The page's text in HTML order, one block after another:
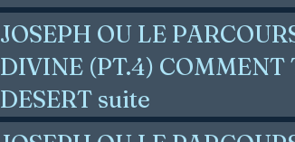
JOSEPH OU LE
DIVINE (PT.4) COMMENT
DESERT suite